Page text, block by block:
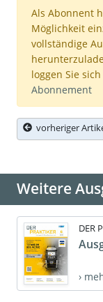
Als Abonnent
Möglichkeit
vollständige
loggen Sie
Abonnement
vorheriger
Weitere
DER
›